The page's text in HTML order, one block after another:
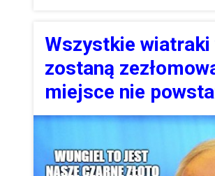
Wszystkie wiatraki
zostaną
miejsce nie